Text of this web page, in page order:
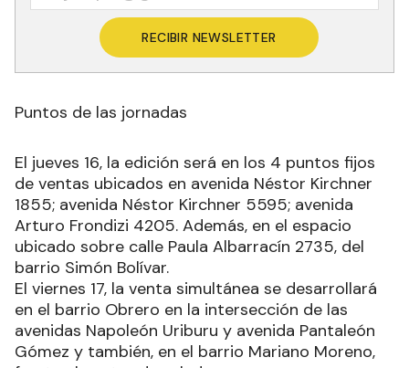
RECIBIR NEWSLETTER
Puntos de las jornadas
El jueves 16, la edición será en los 4 puntos fijos
de ventas ubicados en avenida Néstor Kirchner
1855; avenida Néstor Kirchner 5595; avenida
Arturo Frondizi 4205. Además, en el espacio
ubicado sobre calle Paula Albarracín 2735, del
barrio Simón Bolívar.
El viernes 17, la venta simultánea se desarrollará
en el barrio Obrero en la intersección de las
avenidas Napoleón Uriburu y avenida Pantaleón
Gómez y también, en el barrio Mariano Moreno,